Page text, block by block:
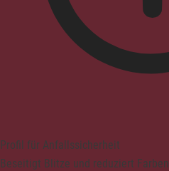
Profil für Anfallssicherheit
Beseitigt Blitze und reduziert Farben